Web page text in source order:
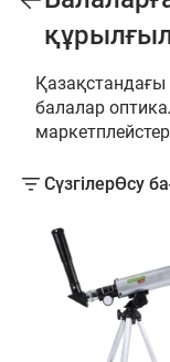
Қазақстандағы
балалар
СүзгілерӨсу